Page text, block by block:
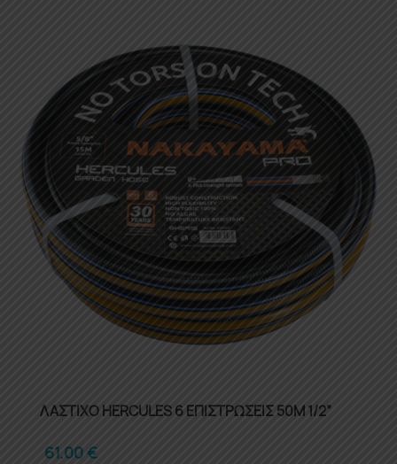
ΛΑΣΤΙΧΟ HERCULES 6 ΕΠΙΣΤΡΩΣΕΙΣ 50Μ 1/2”
61.00€